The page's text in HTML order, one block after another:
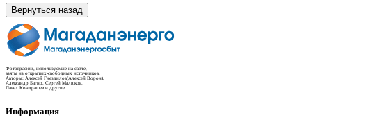
Вернуться назад
Фотографии, используемые на сайте,
взяты из открытых-свободных источников.
Авторы: Алексей Гнездилов(Алексей Ворон),
Александр Багно, Сергей Малюков,
Павел Кондрашев и другие.
Информация